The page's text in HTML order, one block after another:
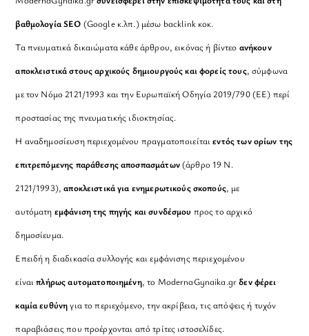
βαθμολογία SEO (Google κ.λπ.) μέσω backlink κοκ.
Τα πνευματικά δικαιώματα κάθε άρθρου, εικόνας ή βίντεο ανήκουν
αποκλειστικά στους αρχικούς δημιουργούς και φορείς τους, σύμφωνα
με τον Νόμο 2121/1993 και την Ευρωπαϊκή Οδηγία 2019/790 (ΕΕ) περί
προστασίας της πνευματικής ιδιοκτησίας.
Η αναδημοσίευση περιεχομένου πραγματοποιείταιεντός των ορίων της
επιτρεπόμενης παράθεσης αποσπασμάτων(άρθρο 19 Ν.
2121/1993), αποκλειστικά για ενημερωτικούς σκοπούς, με
αυτόματη εμφάνιση της πηγής και συνδέσμου προς το αρχικό
δημοσίευμα.
Επειδή η διαδικασία συλλογής και εμφάνισης περιεχομένου
είναιπλήρως αυτοματοποιημένη, το ModernaGynaika.grδεν φέρει
καμία ευθύνηγια το περιεχόμενο, την ακρίβεια, τις απόψεις ή τυχόν
παραβιάσεις που προέρχονται από τρίτες ιστοσελίδες.